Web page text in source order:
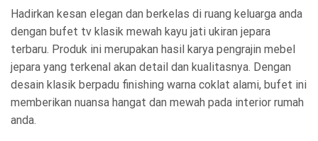
Hadirkan kesan elegan dan berkelas di ruang keluarga anda
dengan bufet tv klasik mewah kayu jati ukiran jepara
terbaru. Produk ini merupakan hasil karya pengrajin mebel
jepara yang terkenal akan detail dan kualitasnya. Dengan
desain klasik berpadu finishing warna coklat alami, bufet ini
memberikan nuansa hangat dan mewah pada interior rumah
anda.